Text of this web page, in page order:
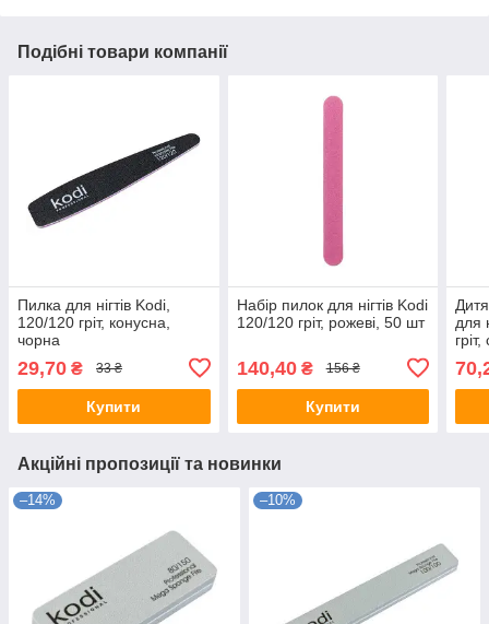
Подібні товари компанії
Пилка для нігтів Kodi,
120/120 гріт, конусна,
чорна
29,70 ₴ 33 ₴
Купити
Набір пилок для нігтів Kodi
120/120 гріт, рожеві, 50 шт
140,40₴ 156 ₴
Купити
для
Акційні пропозиції та новинки
–14% –10%